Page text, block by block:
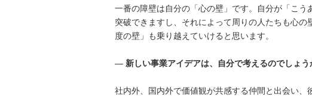
一番の障壁は自分の「心の壁」です。自分が「こ
突破できますし、それによって周りの人たちも心
度の壁」も乗り越えていけると思います。
― 新しい事業アイデアは、自分で考えるのでしょう
社内外、国内外で価値観が共感する仲間と出会い